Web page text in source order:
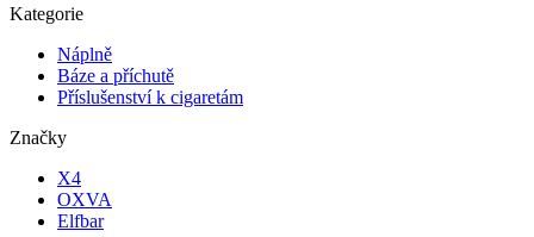
Kategorie
Náplně
Báze a příchutě
Příslušenství k cigaretám
Značky
X4
OXVA
Elfbar